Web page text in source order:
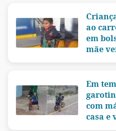
ao
em
mãe
Em
com
casa e